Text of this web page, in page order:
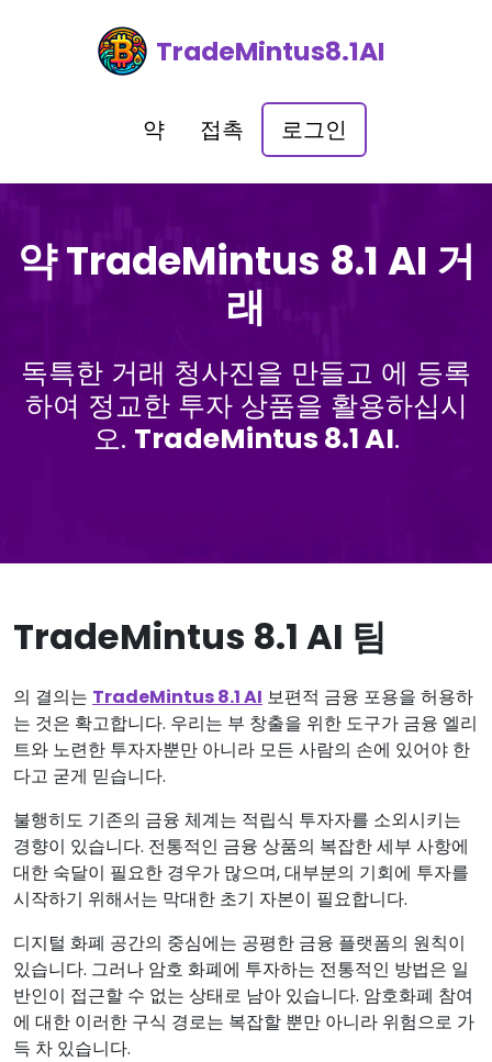
TradeMintus8.1AI
약 접촉 로그인
약 TradeMintus 8.1 AI 거
래
독특한 거래 청사진을 만들고 에 등록
하여 정교한 투자 상품을 활용하십시
오. TradeMintus 8.1 AI.
TradeMintus 8.1 AI 팀
의 결의는 TradeMintus 8.1 AI 보편적 금융 포용을 허용하
는 것은 확고합니다. 우리는 부 창출을 위한 도구가 금융 엘리
트와 노련한 투자자뿐만 아니라 모든 사람의 손에 있어야 한
다고 굳게 믿습니다.
불행히도 기존의 금융 체계는 적립식 투자자를 소외시키는
경향이 있습니다. 전통적인 금융 상품의 복잡한 세부 사항에
대한 숙달이 필요한 경우가 많으며, 대부분의 기회에 투자를
시작하기 위해서는 막대한 초기 자본이 필요합니다.
디지털 화폐 공간의 중심에는 공평한 금융 플랫폼의 원칙이
있습니다. 그러나 암호 화폐에 투자하는 전통적인 방법은 일
반인이 접근할 수 없는 상태로 남아 있습니다. 암호화폐 참여
에 대한 이러한 구식 경로는 복잡할 뿐만 아니라 위험으로 가
득 차 있습니다.